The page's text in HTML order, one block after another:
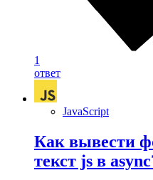
1
ответ
JavaScript
Как вывести
текст js в